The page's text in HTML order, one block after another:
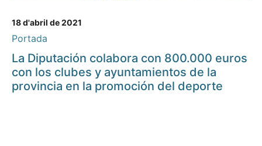
18 d'abril de 2021
Portada
La Diputación colabora con 800.000 euros
con los clubes y ayuntamientos de la
provincia en la promoción del deporte